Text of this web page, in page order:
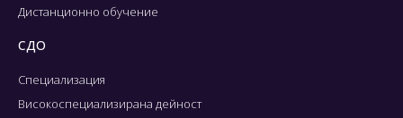
Дистанционно обучение
СДО
Специализация
Високоспециализирана дейност